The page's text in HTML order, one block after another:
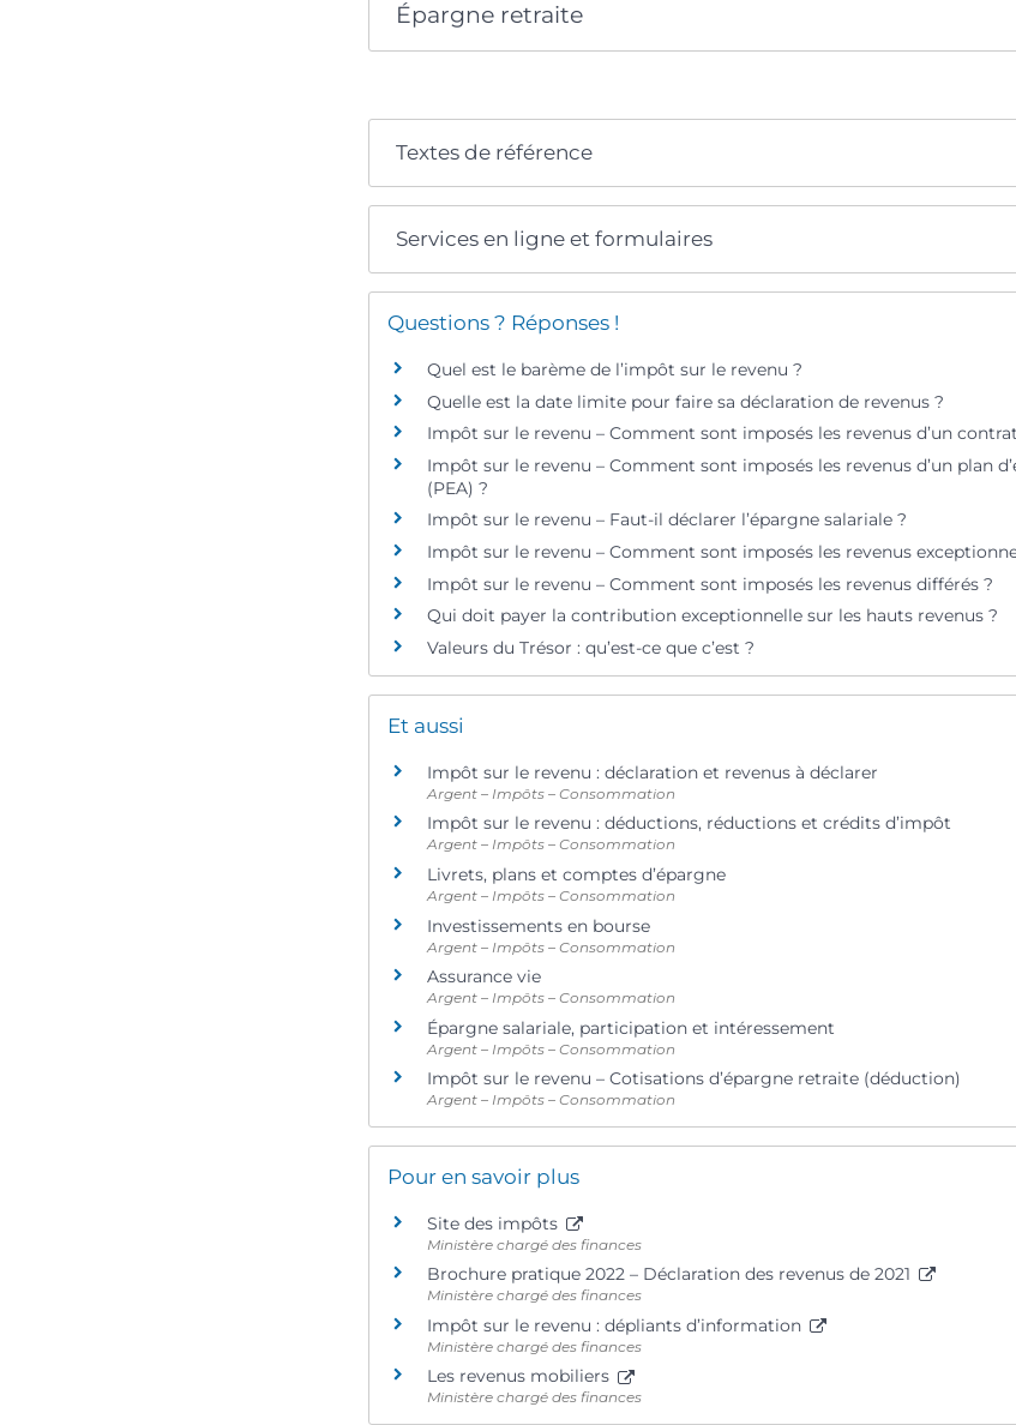
Épargne retraite
Textes de référence
Services en ligne et formulaires
Questions ? Réponses !
Quel est le barème de l’impôt sur le revenu ?
Quelle est la date limite pour faire sa déclaration de revenus ?
Impôt sur le revenu – Comment sont imposés les revenus d’un contrat
Impôt sur le revenu – Comment sont imposés les revenus d’un plan
(PEA) ?
Impôt sur le revenu – Faut-il déclarer l’épargne salariale ?
Impôt sur le revenu – Comment sont imposés les revenus
Impôt sur le revenu – Comment sont imposés les revenus différés ?
Qui doit payer la contribution exceptionnelle sur les hauts revenus ?
Valeurs du Trésor : qu’est-ce que c’est ?
Et aussi
Impôt sur le revenu : déclaration et revenus à déclarer
Argent – Impôts – Consommation
Impôt sur le revenu : déductions, réductions et crédits d’impôt
Argent – Impôts – Consommation
Livrets, plans et comptes d’épargne
Argent – Impôts – Consommation
Investissements en bourse
Argent – Impôts – Consommation
Assurance vie
Argent – Impôts – Consommation
Épargne salariale, participation et intéressement
Argent – Impôts – Consommation
Impôt sur le revenu – Cotisations d’épargne retraite (déduction)
Argent – Impôts – Consommation
Pour en savoir plus
Site des impôts
Ministère chargé des finances
Brochure pratique 2022 – Déclaration des revenus de 2021
Ministère chargé des finances
Impôt sur le revenu : dépliants d’information
Ministère chargé des finances
Les revenus mobiliers
Ministère chargé des finances